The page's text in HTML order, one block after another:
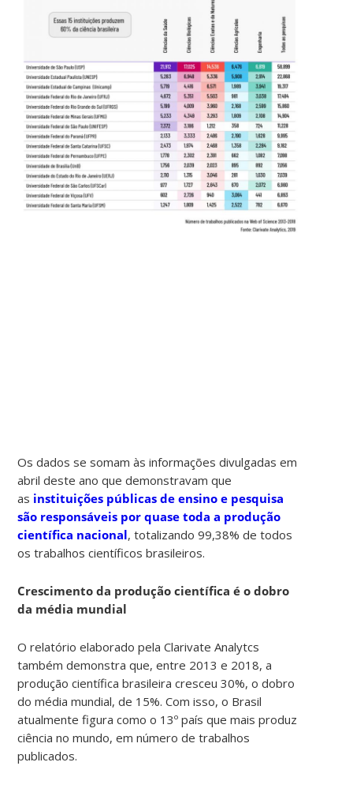
Os dados se somam às informações divulgadas em
abril deste ano que demonstravam que
as instituições públicas de ensino e pesquisa
são responsáveis por quase toda a produção
científica nacional, totalizando 99,38% de todos
os trabalhos científicos brasileiros.
Crescimento da produção científica é o dobro
da média mundial
O relatório elaborado pela Clarivate Analytcs
também demonstra que, entre 2013 e 2018, a
produção científica brasileira cresceu 30%, o dobro
do média mundial, de 15%. Com isso, o Brasil
atualmente figura como o 13º país que mais produz
ciência no mundo, em número de trabalhos
publicados.